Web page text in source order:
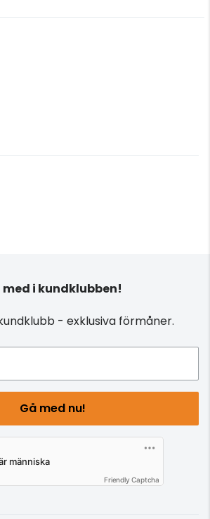
med i kundklubben!
- exklusiva förmåner.
Gå med nu!
Friendly Captcha